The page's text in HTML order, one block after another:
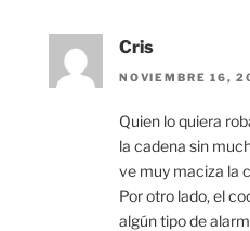
Cris
NOVIEMBRE 16,
Quien lo quiera
la cadena sin
ve muy maciza la
Por otro lado, el
algún tipo de